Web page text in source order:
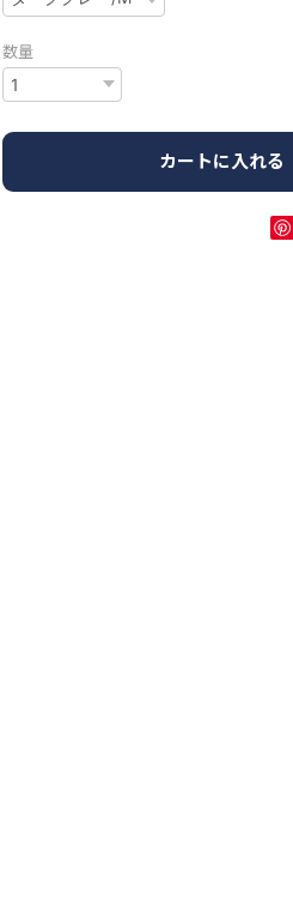
数量
カートに入れる